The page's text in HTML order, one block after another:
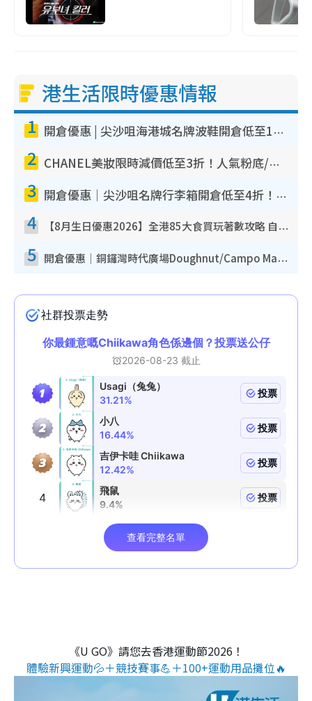
港生活限時優惠情報
1 開倉優惠 | 尖沙咀海港城名牌波鞋開倉低至1折！On鞋$899起／Joy&Peace鞋履$98起
2 CHANEL美妝限時減價低至3折！人氣粉底/唇膏/精華液低至$275！COCO香水都有平
3 開倉優惠｜尖沙咀名牌行李箱開倉低至4折！一連5日 American Tourister/ace./Hallmark $200起！
4 【8月生日優惠2026】全港85大食買玩著數攻略 自助餐/火鍋放題同行免費＋誠品/DONKI送現金券
5 開倉優惠｜銅鑼灣時代廣場Doughnut/Campo Marzio開倉低至1折！背囊、書包、手袋劈價$200起
《U GO》請您去香港運動節2026！
體驗新興運動💦＋競技賽事💪＋100+運動用品攤位🔥